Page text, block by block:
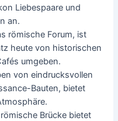
Liebespaare und
an.
römische Forum, ist
heute von historischen
umgeben.
von eindrucksvollen
Bauten, bietet
Brücke bietet